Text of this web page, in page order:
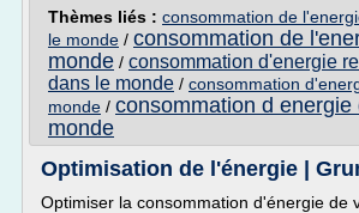
Thèmes liés : consommation de
le monde / consommation de
monde / consommation d'energie
dans le monde / consommation
monde / consommation d energie
monde
Optimisation de l'énergie |
Optimiser la consommation d'énergie de